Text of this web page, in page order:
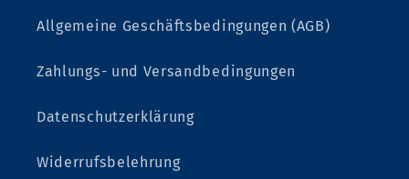
Allgemeine Geschäftsbedingungen (AGB)
Zahlungs- und Versandbedingungen
Datenschutzerklärung
Widerrufsbelehrung